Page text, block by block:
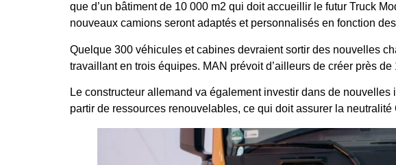
que d’un bâtiment de 10 000 m2 qui doit accueillir le futur Truck
nouveaux camions seront adaptés et personnalisés en fonction
Quelque 300 véhicules et cabines devraient sortir des nouvelles
travaillant en trois équipes. MAN prévoit d’ailleurs de créer près
Le constructeur allemand va également investir dans de
partir de ressources renouvelables, ce qui doit assurer la neutralité